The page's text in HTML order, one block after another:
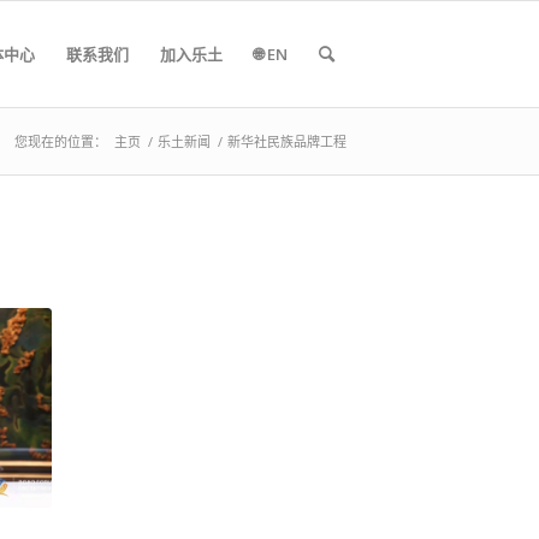
心 联系我们 加入乐土 🌐 EN
您现在的位置： 主页 / 乐土新闻 / 新华社民族品牌工程